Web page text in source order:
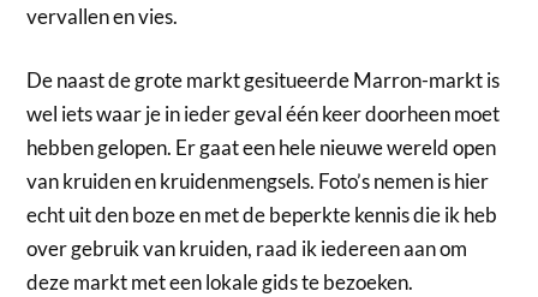
vervallen en vies.
De naast de grote markt gesitueerde Marron-markt is
wel iets waar je in ieder geval één keer doorheen moet
hebben gelopen. Er gaat een hele nieuwe wereld open
van kruiden en kruidenmengsels. Foto’s nemen is hier
echt uit den boze en met de beperkte kennis die ik heb
over gebruik van kruiden, raad ik iedereen aan om
deze markt met een lokale gids te bezoeken.